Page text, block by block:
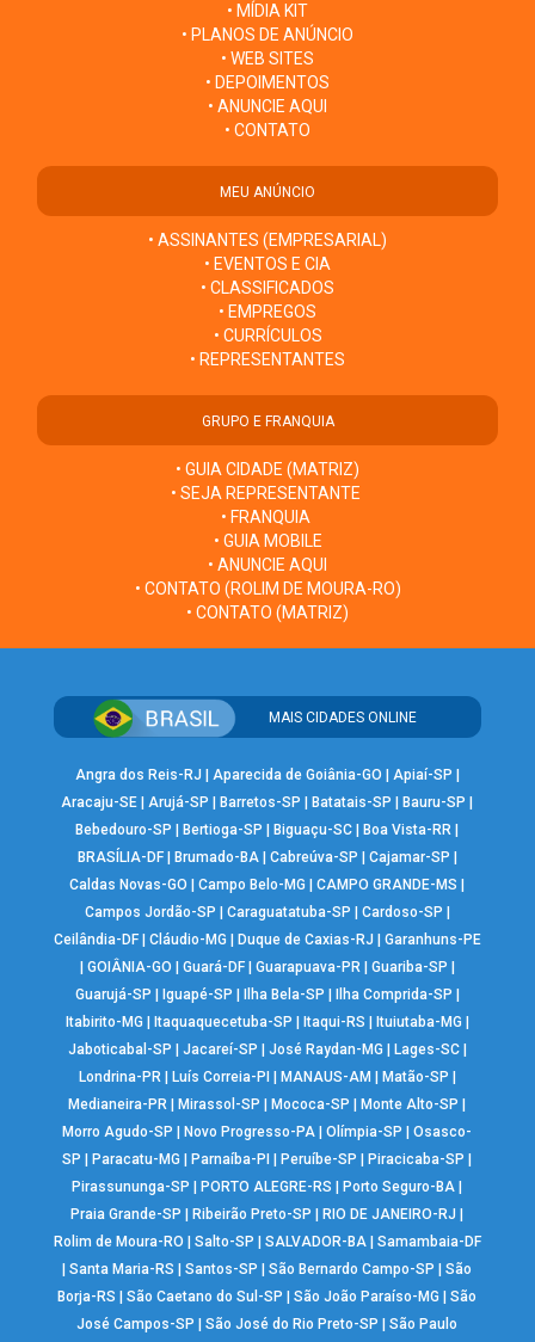
• MÍDIA KIT
• PLANOS DE ANÚNCIO
• WEB SITES
• DEPOIMENTOS
• ANUNCIE AQUI
• CONTATO
MEU ANÚNCIO
• ASSINANTES (EMPRESARIAL)
• EVENTOS E CIA
• CLASSIFICADOS
• EMPREGOS
• CURRÍCULOS
• REPRESENTANTES
GRUPO E FRANQUIA
• GUIA CIDADE (MATRIZ)
• SEJA REPRESENTANTE
• FRANQUIA
• GUIA MOBILE
• ANUNCIE AQUI
• CONTATO (ROLIM DE MOURA-RO)
• CONTATO (MATRIZ)
MAIS CIDADES ONLINE
Angra dos Reis-RJ Aparecida de Goiânia-GO Apiaí-SP
Aracaju-SE |Arujá-SP Barretos-SP Batatais-SP Bauru-SP
Bebedouro-SP
Bertioga-SP Biguaçu-SC Boa Vista-RR
BRASÍLIA-DF| Brumado-BA| Cabreúva-SP Cajamar-SP
Caldas Novas-GO
|Campo Belo-MG |CAMPO GRANDE-MS
Campos Jordão-SP
Caraguatatuba-SP Cardoso-SP
Ceilândia-DF| Cláudio-MG Duque de Caxias-RJ
Garanhuns-PE
GOIÂNIA-GO Guará-DF| Guarapuava-PR| Guariba-SP
Guarujá-SP
Iguapé-SP Ilha Bela-SP Ilha Comprida-SP
Itabirito-MG
Itaquaquecetuba-SP Itaqui-RS Ituiutaba-MG
Jaboticabal-SP
Jacareí-SP José Raydan-MG Lages-SC|
Londrina-PR| Luís Correia-PI MANAUS-AM Matão-SP
Medianeira-PR
Mirassol-SP Mococa-SP Monte Alto-SP
Morro Agudo-SP
Novo Progresso-PA |Olímpia-SP |Osasco-
SP
Paracatu-MG Parnaíba-PI Peruíbe-SP Piracicaba-SP
Pirassununga-SP
PORTO ALEGRE-RS Porto Seguro-BA
Praia Grande-SP
Ribeirão Preto-SP RIO DE JANEIRO-RJ
Rolim de Moura-RO
Salto-SP SALVADOR-BA| Samambaia-DF
|Santa Maria-RS |Santos-SP |São Bernardo Campo-SP |São
Borja-RS
|São Caetano do Sul-SP |São João Paraíso-MG |São
José Campos-SP
|São José do Rio Preto-SP |São Paulo